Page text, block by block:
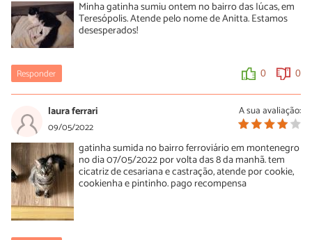
Minha gatinha sumiu ontem no bairro das Iúcas, em
Teresópolis. Atende pelo nome de Anitta. Estamos
desesperados!
Responder 0 0
A sua avaliação:
laura ferrari
09/05/2022
gatinha sumida no bairro ferroviário em montenegro
no dia 07/05/2022 por volta das 8 da manhã. tem
cicatriz de cesariana e castração, atende por cookie,
cookienha e pintinho. pago recompensa